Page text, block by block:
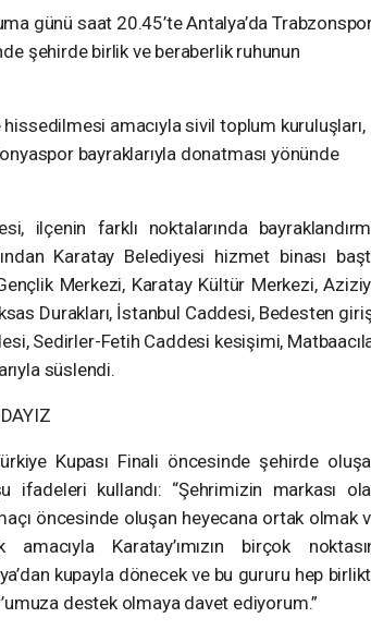
günü saat 20.45’te Antalya’da
şehirde birlik ve beraberlik ruhunun
hissedilmesi amacıyla sivil toplum kuruluşları,
bayraklarıyla donatması yönünde
ilçenin farklı noktalarında
Karatay Belediyesi hizmet binası
Merkezi, Karatay Kültür Merkezi,
Durakları, İstanbul Caddesi, Bedesten
Sedirler-Fetih Caddesi kesişimi,
süslendi.
Kupası Finali öncesinde şehirde
kullandı: “Şehrimizin markası
öncesinde oluşan heyecana ortak olmak
Karatay’ımızın birçok
kupayla dönecek ve bu gururu hep
destek olmaya davet ediyorum.”